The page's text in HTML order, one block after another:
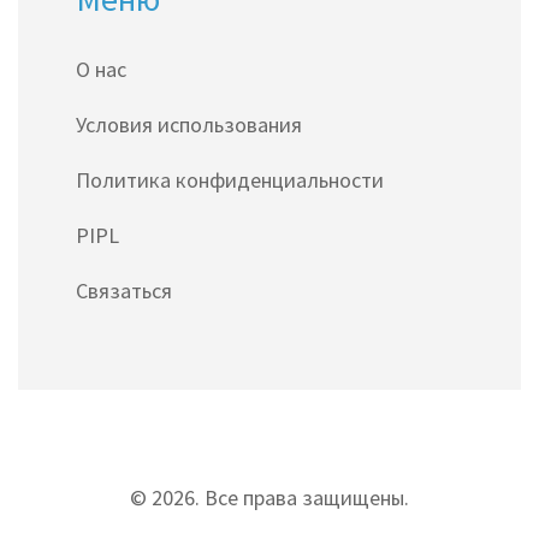
О нас
Условия использования
Политика конфиденциальности
PIPL
Связаться
© 2026. Все права защищены.